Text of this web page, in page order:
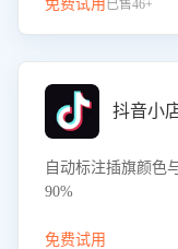
免费试用 已售46+
抖音小
自动标注插旗颜色
90%
免费试用